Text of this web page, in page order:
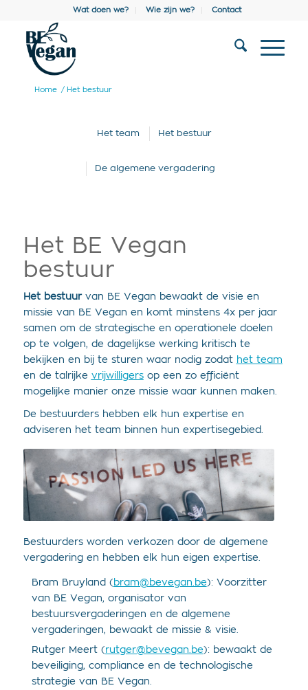
Wat doen we? Wie zijn we? Contact
Home / Het bestuur
Het team Het bestuur
De algemene vergadering
Het BE Vegan
bestuur
Het bestuurvan BE Vegan bewaakt de visie en
missie van BE Vegan en komt minstens 4x per jaar
samen om de strategische en operationele doelen
op te volgen, de dagelijkse werking kritisch te
bekijken en bij te sturen waar nodig zodat het team
en de talrijke vrijwilligersop een zo efficiënt
mogelijke manier onze missie waar kunnen maken.
De bestuurders hebben elk hun expertise en
adviseren het team binnen hun expertisegebied.
Bestuurders worden verkozen door de algemene
vergadering en hebben elk hun eigen expertise.
Bram Bruyland ( bram@bevegan.be): Voorzitter
van BE Vegan, organisator van
bestuursvergaderingen en de algemene
vergaderingen, bewaakt de missie & visie.
Rutger Meert (rutger@bevegan.be): bewaakt de
beveiliging, compliance en de technologische
strategie van BE Vegan.